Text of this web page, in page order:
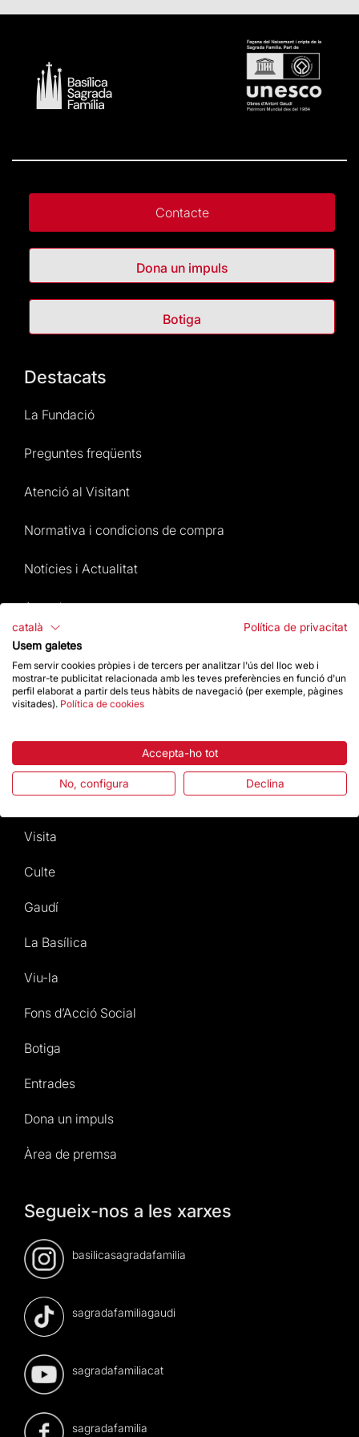
Contacte
Dona un impuls
Botiga
Destacats
La Fundació
Preguntes freqüents
Atenció al Visitant
Normativa i condicions de compra
Notícies i Actualitat
Agenda
Dona un impuls
Actes2026
Mapa Web
Actes 2026
Visita
Culte
Gaudí
La Basílica
Viu-la
Fons d’Acció Social
Botiga
Entrades
Dona un impuls
Àrea de premsa
Segueix-nos a les xarxes
basilicasagradafamilia
sagradafamiliagaudi
sagradafamiliacat
sagradafamilia
català
Política de privacitat
Usem galetes
Fem servir cookies pròpies i de tercers per analitzar l'ús del lloc web i
mostrar-te publicitat relacionada amb les teves preferències en funció d'un
perfil elaborat a partir dels teus hàbits de navegació (per exemple, pàgines
visitades). Política de cookies
Accepta-ho tot
No, configura Declina